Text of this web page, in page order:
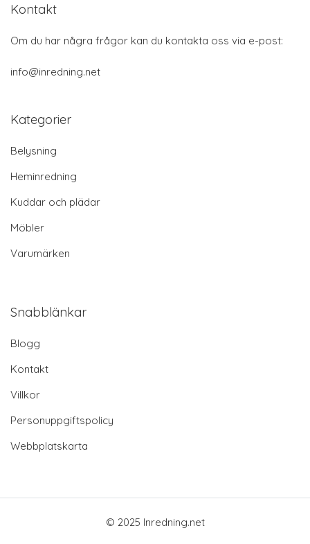
Kontakt
Om du har några frågor kan du kontakta oss via e-post:
info@inredning.net
Kategorier
Belysning
Heminredning
Kuddar och plädar
Möbler
Varumärken
Snabblänkar
Blogg
Kontakt
Villkor
Personuppgiftspolicy
Webbplatskarta
© 2025 Inredning.net